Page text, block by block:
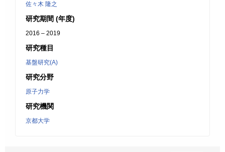
佐々木 隆之
研究期間 (年度)
2016 – 2019
研究種目
基盤研究(A)
研究分野
原子力学
研究機関
京都大学